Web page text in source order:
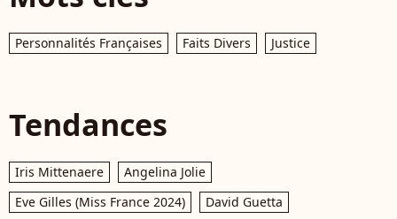
Personnalités Françaises Faits Divers Justice
Tendances
Iris Mittenaere
Angelina Jolie
Eve Gilles (Miss France 2024)
David Guetta